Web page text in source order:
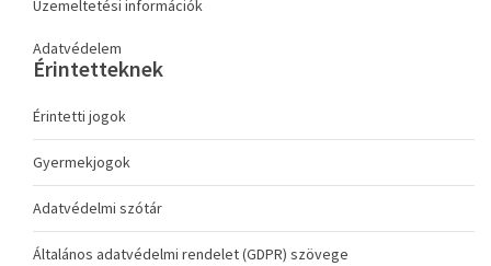
Üzemeltetési információk
Adatvédelem
Érintetteknek
Érintetti jogok
Gyermekjogok
Adatvédelmi szótár
Általános adatvédelmi rendelet (GDPR) szövege